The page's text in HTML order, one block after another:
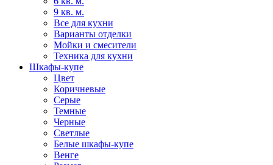
9 кв. м.
Все для кухни
Варианты отделки
Мойки и смесители
Техника для кухни
Шкафы-купе
Цвет
Коричневые
Серые
Темные
Черные
Светлые
Белые шкафы-купе
Венге